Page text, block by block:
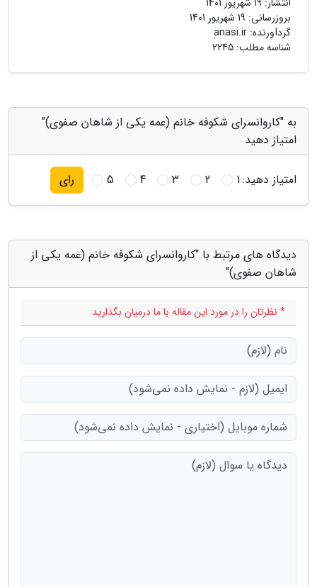
بروزرسانی: 19 شهریور 1401
گردآورنده: anasi.ir
شناسه مطلب: 2245
به "کاروانسرای شکوفه خانم (عمه یکی از شاهان صفوی)"
امتیاز دهید
امتیاز دهید:1
2
3
4
5 رای
دیدگاه های مرتبط با "کاروانسرای شکوفه خانم (عمه یکی از
شاهان صفوی)"
* نظرتان را در مورد این مقاله با ما درمیان بگذارید